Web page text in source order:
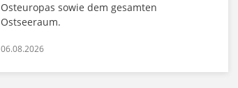
Osteuropas sowie dem gesamten
Ostseeraum.
06.08.2026